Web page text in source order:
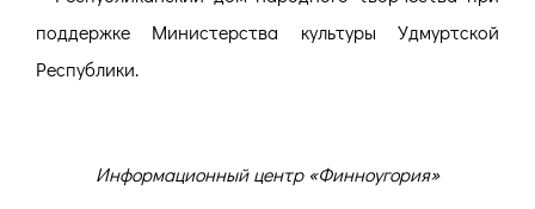
поддержке Министерства культуры Удмуртской
Республики.
Информационный центр «Финноугория»